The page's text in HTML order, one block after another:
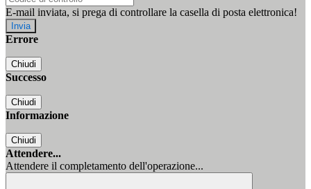
E-mail inviata, si prega di controllare la casella di posta elettronica!
Errore
Chiudi
Successo
Chiudi
Informazione
Chiudi
Attendere...
Attendere il completamento dell'operazione...